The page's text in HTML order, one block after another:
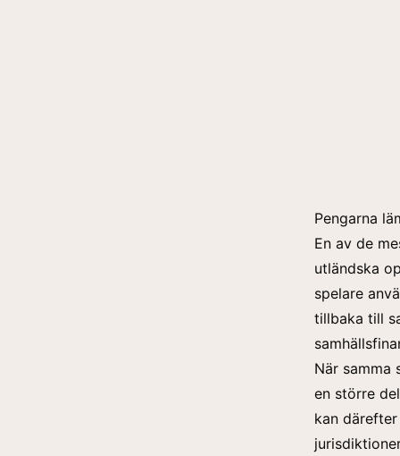
Pengarna
En av de
utländska
spelare
tillbaka till
När samma
en större
kan